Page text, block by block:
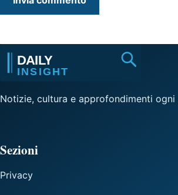
Notizie, cultura e approfondimenti ogni
Sezioni
Privacy